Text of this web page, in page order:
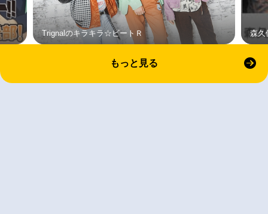
Trignalのキラキラ☆ビートＲ 森久
もっと見る